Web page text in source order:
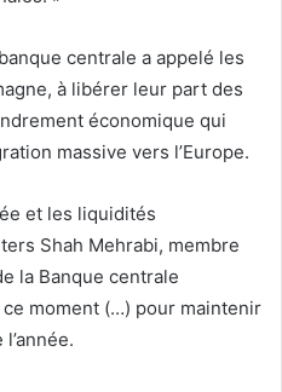
centrale a appelé les
à libérer leur part des
économique qui
massive vers l’Europe.
et les liquidités
Shah Mehrabi, membre
la Banque centrale
ce moment (…) pour maintenir